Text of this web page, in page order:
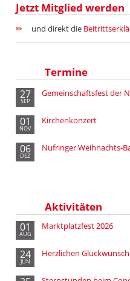
Jetzt Mitglied werden
und direkt die
Termine
27
SEP
Gemeinschaftsfest der
01
NOV
Kirchenkonzert
06
DEZ
Nufringer Weihnachts-
Aktivitäten
01
AUG
Marktplatzfest 2026
24
JUN
Herzlichen